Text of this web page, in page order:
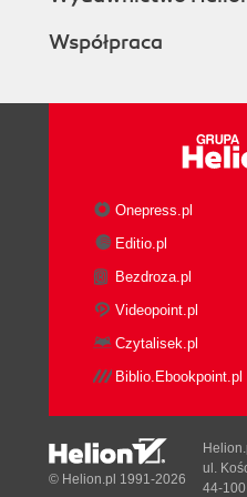
Self-Seeding
SeederDialog
5. Key Management
Keys
KeyGenerator
Algorithm-
Key Translators
From
From
KeyFactory
Współpraca
Onepress.pl
Editio.pl
Bezdroza.pl
Videopoint.pl
Czytalisek.pl
Biblio.Ebookpoint.pl
© Helion.pl 1991-2026
ul.
44-